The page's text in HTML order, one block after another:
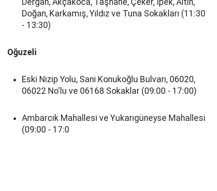
Dergah, Akçakoca, Taşhane, Çeker, İpek, Altın,
Doğan, Karkamış, Yıldız ve Tuna Sokakları (11:30
- 13:30)
Oğuzeli
Eski Nizip Yolu, Sani Konukoğlu Bulvarı, 06020,
06022 No'lu ve 06168 Sokaklar (09:00 - 17:00)
Ambarcık Mahallesi ve Yukarıgüneyse Mahallesi
(09:00 - 17:0